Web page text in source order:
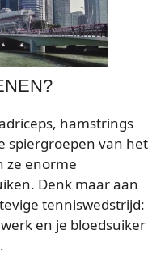
hamstrings
spiergroepen van het
ze enorme
Denk maar aan
tenniswedstrijd:
en je bloedsuiker